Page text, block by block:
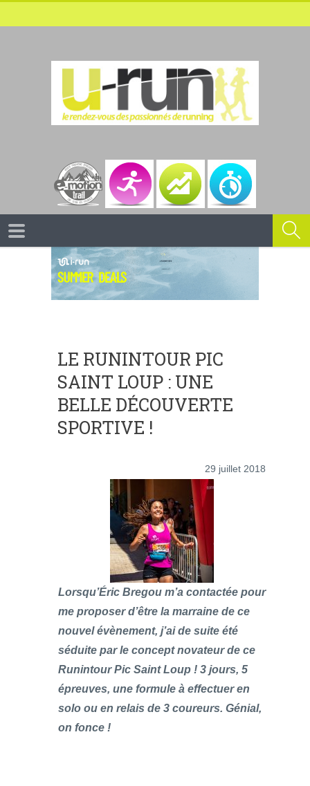
LE RUNINTOUR PIC
SAINT LOUP : UNE
BELLE DÉCOUVERTE
SPORTIVE !
29 juillet 2018
Lorsqu’Éric Bregou m’a contactée pour
me proposer d’être la marraine de ce
nouvel évènement, j’ai de suite été
séduite par le concept novateur de ce
Runintour Pic Saint Loup ! 3 jours, 5
épreuves, une formule à effectuer en
solo ou en relais de 3 coureurs. Génial,
on fonce !